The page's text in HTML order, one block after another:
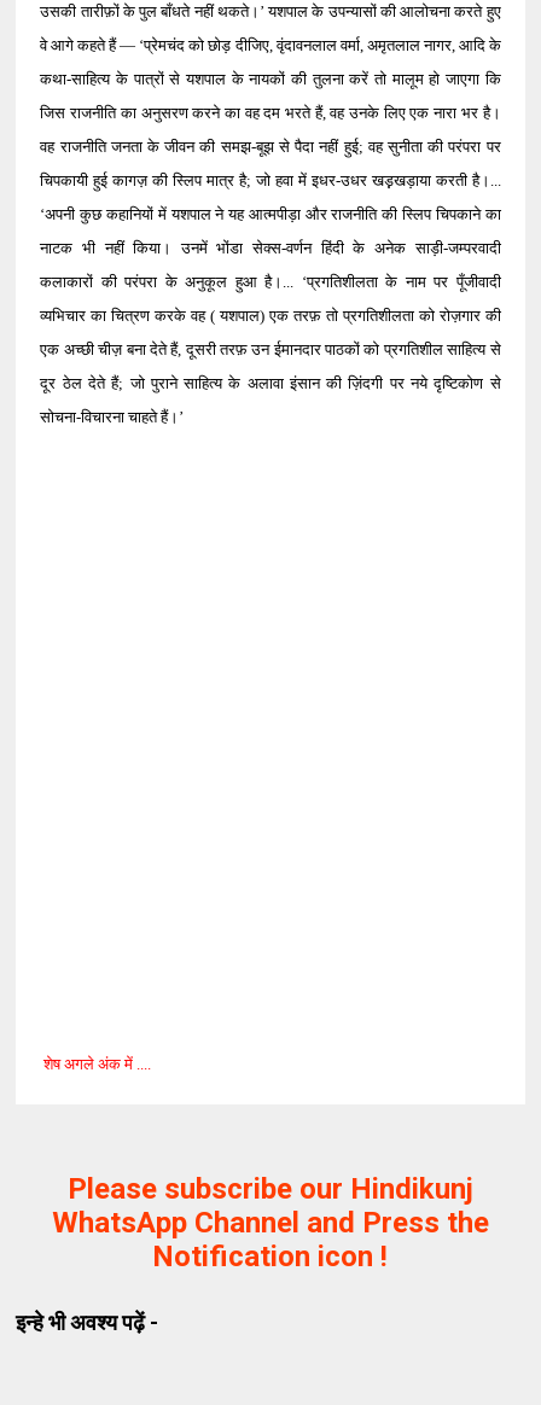
उसकी तारीफ़ों के पुल बाँधते नहीं थकते।’ यशपाल के उपन्यासों की आलोचना करते हुए
वे आगे कहते हैं — ‘प्रेमचंद को छोड़ दीजिए, वृंदावनलाल वर्मा, अमृतलाल नागर, आदि के
कथा-साहित्य के पात्रों से यशपाल के नायकों की तुलना करें तो मालूम हो जाएगा कि
जिस राजनीति का अनुसरण करने का वह दम भरते हैं, वह उनके लिए एक नारा भर है।
वह राजनीति जनता के जीवन की समझ-बूझ से पैदा नहीं हुई; वह सुनीता की परंपरा पर
चिपकायी हुई कागज़ की स्लिप मात्र है; जो हवा में इधर-उधर खड़़खड़ाया करती है।...
‘अपनी कुछ कहानियों में यशपाल ने यह आत्मपीड़ा और राजनीति की स्लिप चिपकाने का
नाटक भी नहीं किया। उनमें भोंडा सेक्स-वर्णन हिंदी के अनेक साड़ी-जम्परवादी
कलाकारों की परंपरा के अनुकूल हुआ है।... ‘प्रगतिशीलता के नाम पर पूँजीवादी
व्यभिचार का चित्रण करके वह ( यशपाल) एक तरफ़ तो प्रगतिशीलता को रोज़गार की
एक अच्छी चीज़ बना देते हैं, दूसरी तरफ़ उन ईमानदार पाठकों को प्रगतिशील साहित्य से
दूर ठेल देते हैं; जो पुराने साहित्य के अलावा इंसान की ज़िंदगी पर नये दृष्टिकोण से
सोचना-विचारना चाहते हैं।’
शेष अगले अंक में ....
Please subscribe our Hindikunj
WhatsApp Channel and Press the
Notification icon !
इन्हे भी अवश्य पढ़ें -